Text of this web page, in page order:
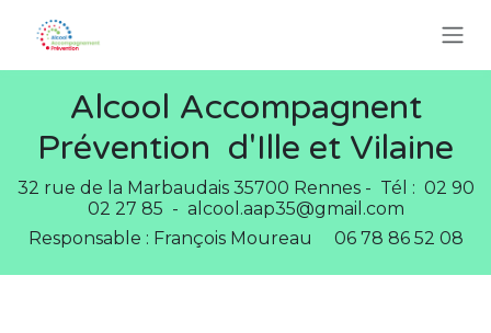
Alcool Accompagnent
Prévention d'Ille et Vilaine
32 rue de la Marbaudais 35700 Rennes - Tél : 02 90
02 27 85 - alcool.aap35@gmail.com
Responsable : François Moureau 06 78 86 52 08